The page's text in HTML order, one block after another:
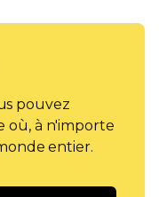
pouvez
où, à n'importe
entier.